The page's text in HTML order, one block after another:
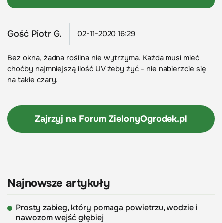
Gość Piotr G. 02-11-2020 16:29
Bez okna, żadna roślina nie wytrzyma. Każda musi mieć
choćby najmniejszą ilość UV żeby żyć - nie nabierzcie się
na takie czary.
Zajrzyj na Forum ZielonyOgrodek.pl
Najnowsze artykuły
Prosty zabieg, który pomaga powietrzu, wodzie i
nawozom wejść głębiej